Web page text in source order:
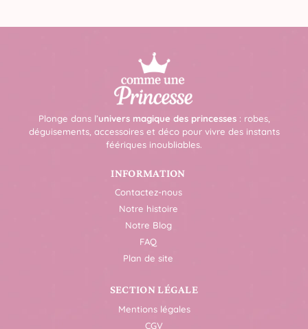
Plonge dans l’univers magique des princesses: robes,
déguisements, accessoires et déco pour vivre des instants
féériques inoubliables.
INFORMATION
Contactez-nous
Notre histoire
Notre Blog
FAQ
Plan de site
SECTION LÉGALE
Mentions légales
CGV